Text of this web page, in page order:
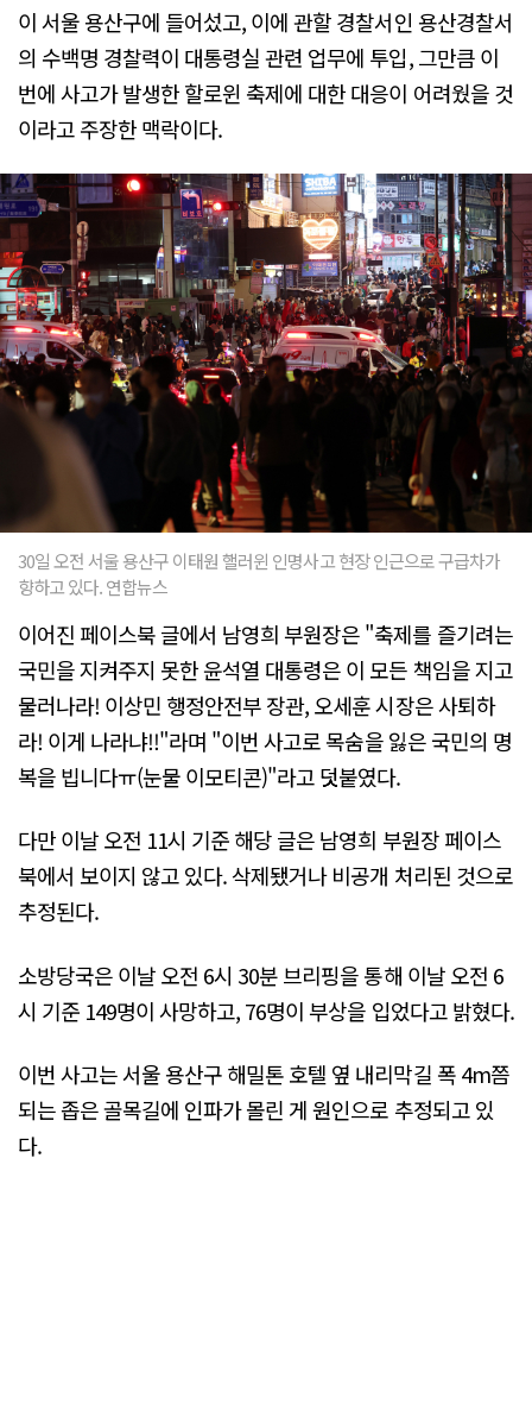
이 서울 용산구에 들어섰고, 이에 관할 경찰서인 용산경찰서
의 수백명 경찰력이 대통령실 관련 업무에 투입, 그만큼 이
번에 사고가 발생한 할로윈 축제에 대한 대응이 어려웠을 것
이라고 주장한 맥락이다.
30일 오전 서울 용산구 이태원 핼러윈 인명사고 현장 인근으로 구급차가
향하고 있다. 연합뉴스
이어진 페이스북 글에서 남영희 부원장은 "축제를 즐기려는
국민을 지켜주지 못한 윤석열 대통령은 이 모든 책임을 지고
물러나라! 이상민 행정안전부 장관, 오세훈 시장은 사퇴하
라! 이게 나라냐!!"라며 "이번 사고로 목숨을 잃은 국민의 명
복을 빕니다ㅠ(눈물 이모티콘)"라고 덧붙였다.
다만 이날 오전 11시 기준 해당 글은 남영희 부원장 페이스
북에서 보이지 않고 있다. 삭제됐거나 비공개 처리된 것으로
추정된다.
소방당국은 이날 오전 6시 30분 브리핑을 통해 이날 오전 6
시 기준 149명이 사망하고, 76명이 부상을 입었다고 밝혔다.
이번 사고는 서울 용산구 해밀톤 호텔 옆 내리막길 폭 4m쯤
되는 좁은 골목길에 인파가 몰린 게 원인으로 추정되고 있
다.